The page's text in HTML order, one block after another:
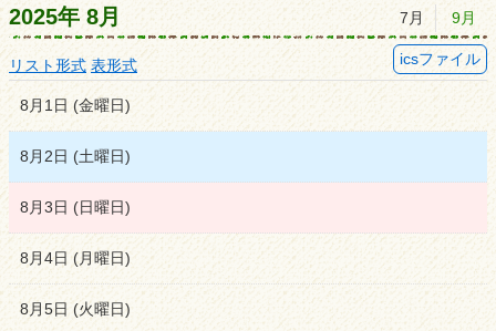
2025年 8月
リスト形式 表形式 icsファイル
7月 9月
8月1日(金曜日)
8月2日 (土曜日)
8月3日 (日曜日)
8月4日(月曜日)
8月5日(火曜日)